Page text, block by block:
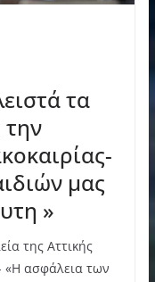
τα
την
μας
»
της Αττικής
«Η ασφάλεια των